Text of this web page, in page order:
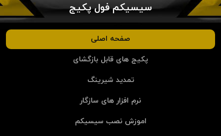
سیسیکم فول پکیج
صفحه اصلی
پکیج های قابل بازگشای
تمدید شیرینگ
نرم افزار های سازگار
اموزش نصب سیسیکم